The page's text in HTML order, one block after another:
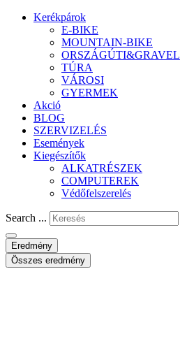
Kerékpárok
E-BIKE
MOUNTAIN-BIKE
ORSZÁGÚTI&GRAVEL
TÚRA
VÁROSI
GYERMEK
Akció
BLOG
SZERVIZELÉS
Események
Kiegészítők
ALKATRÉSZEK
COMPUTEREK
Védőfelszerelés
Search ...
Eredmény
Összes eredmény